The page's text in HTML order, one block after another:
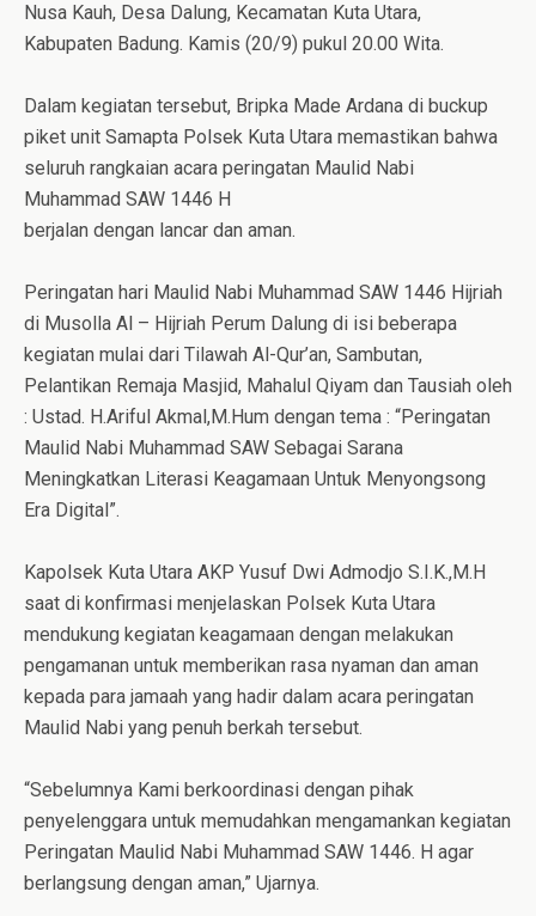
Nusa Kauh, Desa Dalung, Kecamatan Kuta Utara,
Kabupaten Badung. Kamis (20/9) pukul 20.00 Wita.
Dalam kegiatan tersebut, Bripka Made Ardana di buckup
piket unit Samapta Polsek Kuta Utara memastikan bahwa
seluruh rangkaian acara peringatan Maulid Nabi
Muhammad SAW 1446 H
berjalan dengan lancar dan aman.
Peringatan hari Maulid Nabi Muhammad SAW 1446 Hijriah
di Musolla Al – Hijriah Perum Dalung di isi beberapa
kegiatan mulai dari Tilawah Al-Qur’an, Sambutan,
Pelantikan Remaja Masjid, Mahalul Qiyam dan Tausiah oleh
: Ustad. H.Ariful Akmal,M.Hum dengan tema : “Peringatan
Maulid Nabi Muhammad SAW Sebagai Sarana
Meningkatkan Literasi Keagamaan Untuk Menyongsong
Era Digital”.
Kapolsek Kuta Utara AKP Yusuf Dwi Admodjo S.I.K.,M.H
saat di konfirmasi menjelaskan Polsek Kuta Utara
mendukung kegiatan keagamaan dengan melakukan
pengamanan untuk memberikan rasa nyaman dan aman
kepada para jamaah yang hadir dalam acara peringatan
Maulid Nabi yang penuh berkah tersebut.
“Sebelumnya Kami berkoordinasi dengan pihak
penyelenggara untuk memudahkan mengamankan kegiatan
Peringatan Maulid Nabi Muhammad SAW 1446. H agar
berlangsung dengan aman,” Ujarnya.